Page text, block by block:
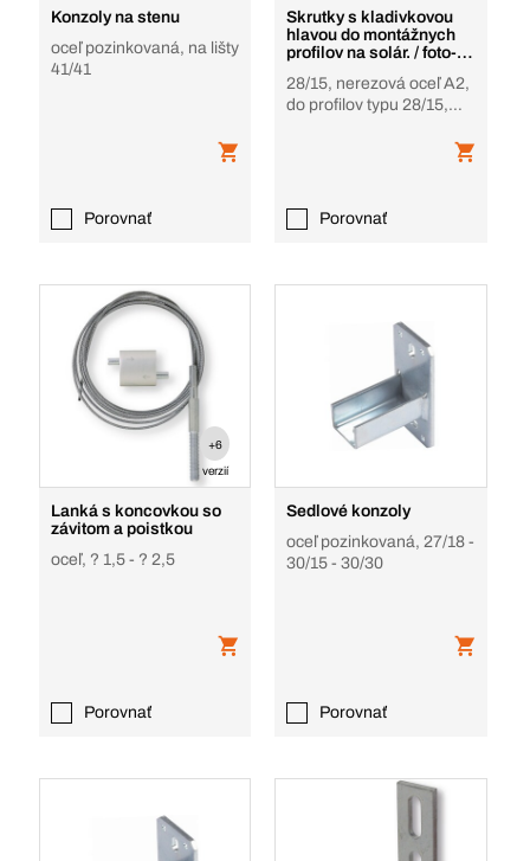
Konzoly na stenu
oceľ pozinkovaná, na lišty
41/41
Porovnať
Skrutky s kladivkovou
hlavou do montážnych
profilov na solár. / foto-
28/15, nerezová oceľ A2,
do profilov typu 28/15,
Porovnať
+6
verzií
Lanká s koncovkou so
závitom a poistkou
oceľ, ? 1,5 - ? 2,5
Porovnať
Sedlové konzoly
oceľ pozinkovaná, 27/18 -
30/15 - 30/30
Porovnať